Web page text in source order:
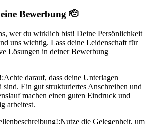
Bewerbung 🫡
wer du wirklich bist! Deine Persönlichkeit
uns wichtig. Lass deine Leidenschaft für
Lösungen in deiner Bewerbung
Achte darauf, dass deine Unterlagen
Ein gut strukturiertes Anschreiben und
machen einen guten Eindruck und
arbeitest.
Nutze die Gelegenheit, um